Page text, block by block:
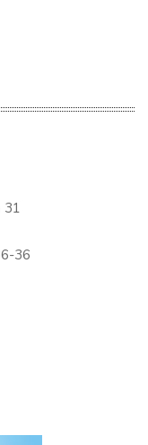
31
36